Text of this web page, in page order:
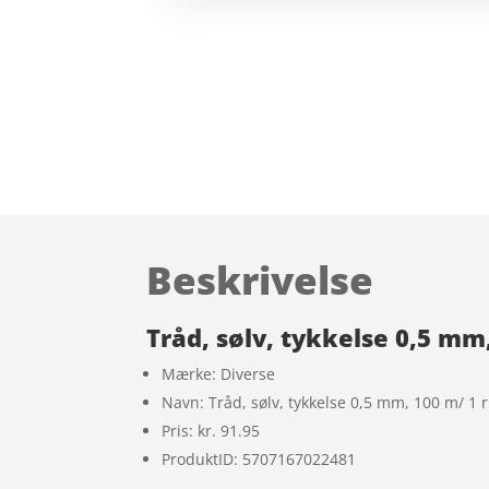
Beskrivelse
Tråd, sølv, tykkelse 0,5
Mærke: Diverse
Navn: Tråd, sølv, tykkelse 0,5 mm, 100 m/ 1
Pris: kr. 91.95
ProduktID: 5707167022481